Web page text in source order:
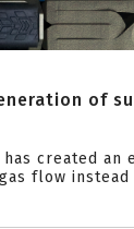
of
created an
flow